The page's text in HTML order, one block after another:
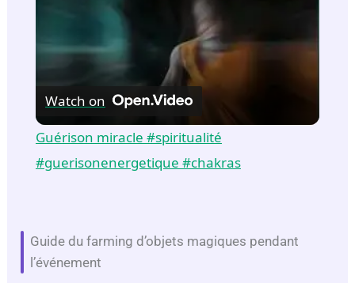
y
V
i
Watch on
Guérison miracle #spiritualité
#guerisonenergetique #chakras
Guide du farming d’objets magiques pendant
l’événement